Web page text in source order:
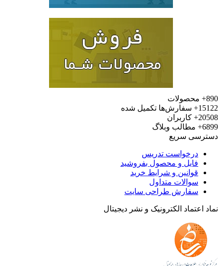
محصولات
سفارش‌ها تکمیل شده
کاربران
مطالب وبلاگ
سریع
درخواست تدریس
فایل و محصول بفروشید
قوانین و شرایط خرید
سوالات متداول
سفارش طراحی سایت
اعتماد الکترونیک و نشر دیجیتال